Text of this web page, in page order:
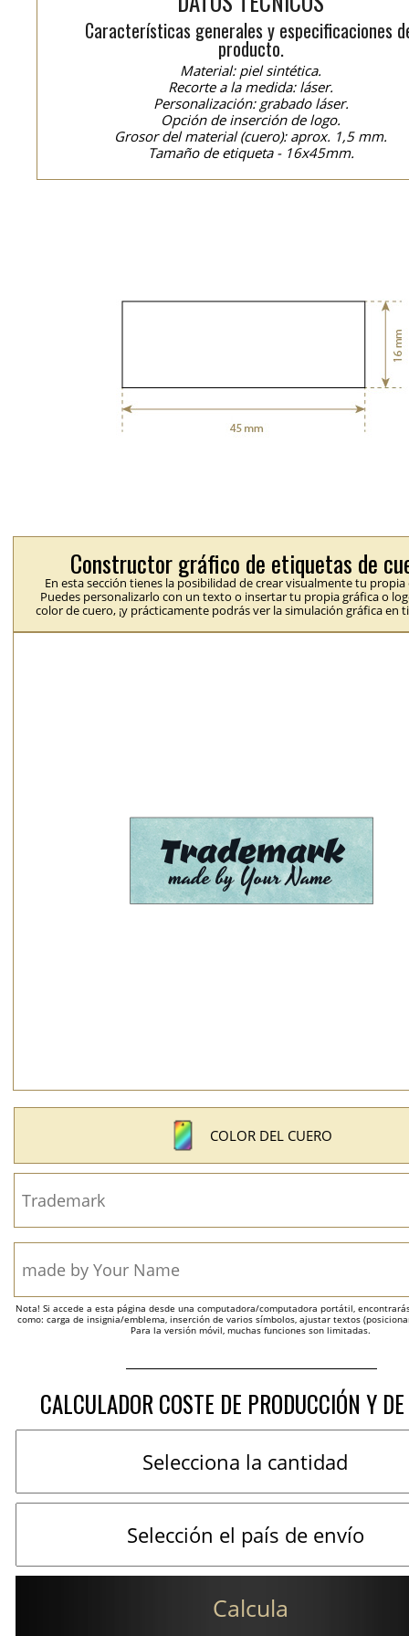
Características generales y especificaciones
producto.
Material: piel sintética.
Recorte a la medida: láser.
Personalización: grabado láser.
Opción de inserción de logo.
Grosor del material (cuero): aprox. 1,5 mm.
Tamaño de etiqueta - 16x45mm.
Constructor gráfico de etiquetas de
En esta sección tienes la posibilidad de crear visualmente tu
Puedes personalizarlo con un texto o insertar tu propia gráfica o
color de cuero, ¡y prácticamente podrás ver la simulación gráfica en
COLOR DEL CUERO
Nota! Si accede a esta página desde una computadora/computadora portátil,
como: carga de insignia/emblema, inserción de varios símbolos, ajustar textos
Para la versión móvil, muchas funciones son limitadas.
CALCULADOR COSTE DE PRODUCCIÓN Y
Calcula